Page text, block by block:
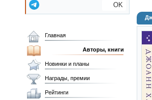
OK
Главная
Авторы, книги
Новинки и планы
Награды, премии
Рейтинги